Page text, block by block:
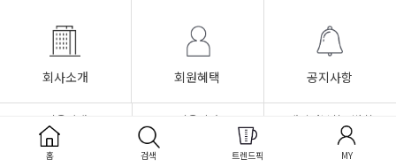
회사소개 회원혜택 공지사항
이용안내 이용약관
개인정보취급방침
1:1문의
홈 검색 트렌드픽 MY